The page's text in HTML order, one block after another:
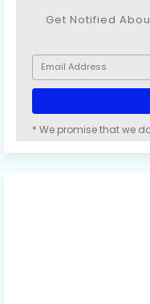
Get Notified
* We promise that we